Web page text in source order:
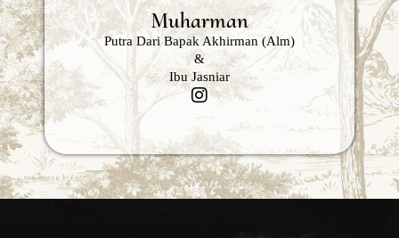
Muharman
Putra Dari Bapak Akhirman (alm)
&
Ibu Jasniar